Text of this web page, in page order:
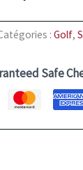
: Golf,
Safe